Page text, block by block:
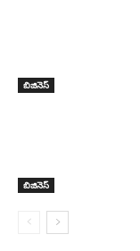
బిజినెస్
బిజినెస్